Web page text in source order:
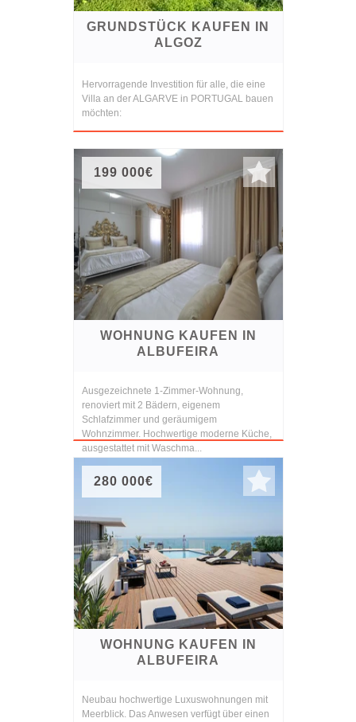
GRUNDSTÜCK KAUFEN IN
ALGOZ
Hervorragende Investition für alle, die eine
Villa an der ALGARVE in PORTUGAL bauen
möchten:
199 000€
WOHNUNG KAUFEN IN
ALBUFEIRA
Ausgezeichnete 1-Zimmer-Wohnung,
renoviert mit 2 Bädern, eigenem
Schlafzimmer und geräumigem
Wohnzimmer. Hochwertige moderne Küche,
ausgestattet mit Waschma...
280 000€
WOHNUNG KAUFEN IN
ALBUFEIRA
Neubau hochwertige Luxuswohnungen mit
Meerblick. Das Anwesen verfügt über einen